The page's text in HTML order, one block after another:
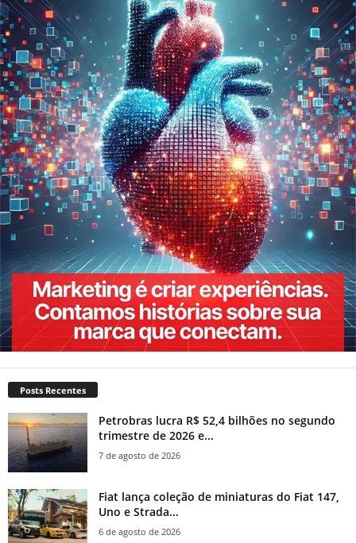
Posts Recentes
Petrobras lucra R$ 52,4 bilhões no segundo
trimestre de 2026 e...
7 de agosto de 2026
Fiat lança coleção de miniaturas do Fiat 147,
Uno e Strada...
6 de agosto de 2026